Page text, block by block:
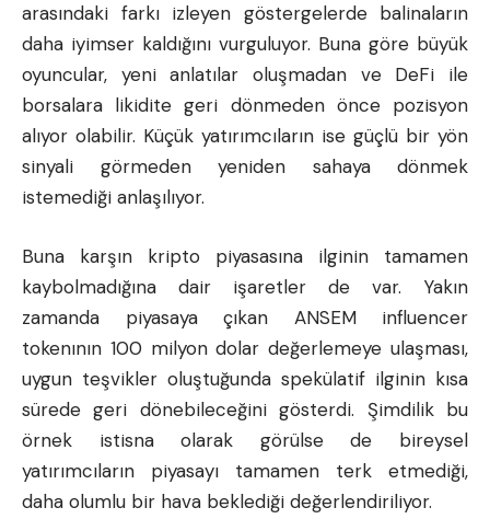
arasındaki farkı izleyen göstergelerde balinaların
daha iyimser kaldığını vurguluyor. Buna göre büyük
oyuncular, yeni anlatılar oluşmadan ve DeFi ile
borsalara likidite geri dönmeden önce pozisyon
alıyor olabilir. Küçük yatırımcıların ise güçlü bir yön
sinyali görmeden yeniden sahaya dönmek
istemediği anlaşılıyor.
Buna karşın kripto piyasasına ilginin tamamen
kaybolmadığına dair işaretler de var. Yakın
zamanda piyasaya çıkan ANSEM influencer
tokenının 100 milyon dolar değerlemeye ulaşması,
uygun teşvikler oluştuğunda spekülatif ilginin kısa
sürede geri dönebileceğini gösterdi. Şimdilik bu
örnek istisna olarak görülse de bireysel
yatırımcıların piyasayı tamamen terk etmediği,
daha olumlu bir hava beklediği değerlendiriliyor.